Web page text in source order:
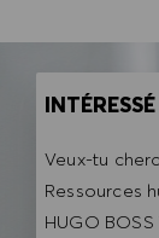
Veux-tu
Ressources
HUGO BOSS